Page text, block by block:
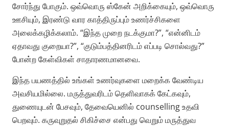
சோர்ந்து போகும். ஒவ்வொரு ஸ்கேன் அறிக்கையும், ஒவ்வொரு
ஊசியும், இரண்டு வார காத்திருப்பும் உணர்ச்சிகளை
அலைக்கழிக்கலாம். “இந்த முறை நடக்குமா?”, “என்னிடம்
ஏதாவது குறையா?”, “குடும்பத்தினரிடம் எப்படி சொல்வது?”
போன்ற கேள்விகள் சாதாரணமானவை.
இந்த பயணத்தில் உங்கள் உணர்வுகளை மறைக்க வேண்டிய
அவசியமில்லை. மருத்துவரிடம் தெளிவாகக் கேட்கவும்,
துணையுடன் பேசவும், தேவையெனில் counselling உதவி
பெறவும். கருவுறுதல் சிகிச்சை என்பது வெறும் மருத்துவ